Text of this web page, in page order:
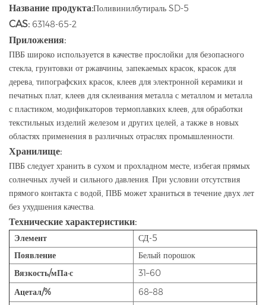
Название продукта:Поливинилбутираль SD-5
CAS: 63148-65-2
Приложения:
ПВБ широко используется в качестве прослойки для безопасного
стекла, грунтовки от ржавчины, запекаемых красок, красок для
дерева, типографских красок, клеев для электронной керамики и
печатных плат, клеев для склеивания металла с металлом и металла
с пластиком, модификаторов термоплавких клеев, для обработки
текстильных изделий железом и других целей, а также в новых
областях применения в различных отраслях промышленности.
Хранилище:
ПВБ следует хранить в сухом и прохладном месте, избегая прямых
солнечных лучей и сильного давления. При условии отсутствия
прямого контакта с водой, ПВБ может храниться в течение двух лет
без ухудшения качества.
Технические характеристики:
Элемент
СД-5
Появление
Белый порошок
Вязкость/мПа·с
31–60
Ацетал/%
68–88